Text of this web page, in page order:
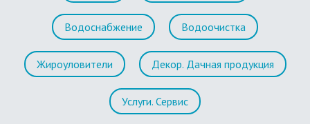
Водоснабжение Водоочистка
Жироуловители Декор. Дачная продукция
Услуги. Сервис